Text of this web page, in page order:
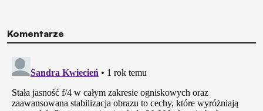
Komentarze